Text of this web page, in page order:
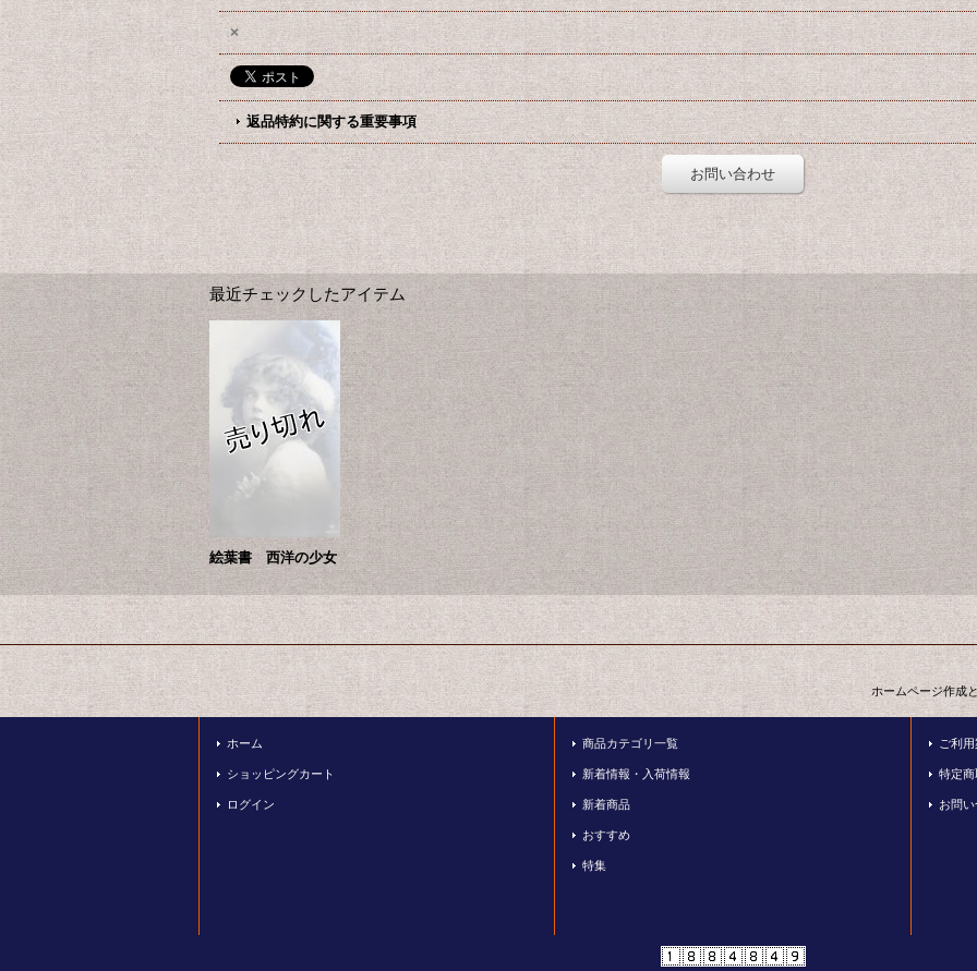
×
返品特約に関する重要事項
お問い合わせ
最近チェックしたアイテム
絵葉書 西洋の少女
ホームページ作成
ホーム
ショッピングカート
ログイン
商品カテゴリ一覧
新着情報・入荷情報
新着商品
おすすめ
特集
ご利
特定
お問